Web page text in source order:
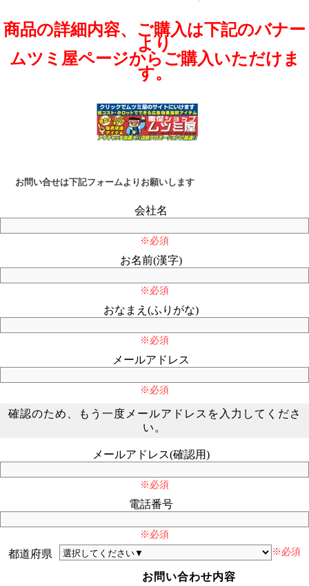
商品の詳細内容、ご購入は下記のバナー
より
ムツミ屋ページからご購入いただけま
す。
お問い合せは下記フォームよりお願いします
会社名
※必須
お名前(漢字)
※必須
おなまえ(ふりがな)
※必須
メールアドレス
※必須
確認のため、もう一度メールアドレスを入力してくださ
い。
メールアドレス(確認用)
※必須
電話番号
※必須
都道府県 ※必須
お問い合わせ内容